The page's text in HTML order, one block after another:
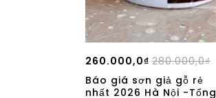
280.000,0₫
260.000,0₫
Báo giá sơn giả gỗ rẻ
nhất 2026 Hà Nội -Tổng